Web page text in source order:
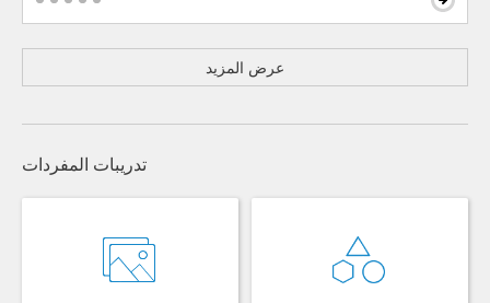
عرض المزيد
تدريبات المفردات